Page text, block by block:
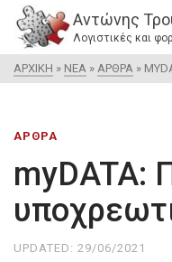
Αντώνης
Λογιστικές και
ΑΡΧΙΚΉ » ΝΈΑ » ΆΡΘΡΑ »
ΆΡΘΡΑ
myDATA:
UPDATED: 29/06/2021